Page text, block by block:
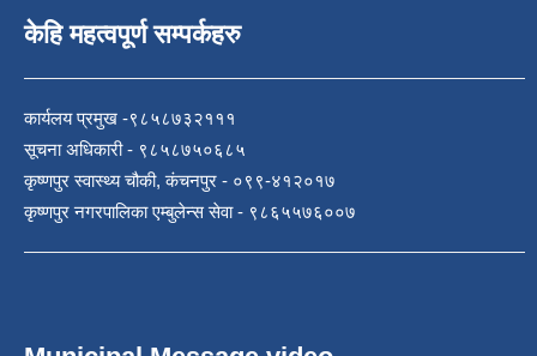
केहि महत्वपूर्ण सम्पर्कहरु
कार्यलय प्रमुख -९८५८७३२१११
सूचना अधिकारी - ९८५८७५०६८५
कृष्णपुर स्वास्थ्य चौकी, कंचनपुर - ०९९-४१२०१७
कृष्णपुर नगरपालिका एम्बुलेन्स सेवा - ९८६५५७६००७